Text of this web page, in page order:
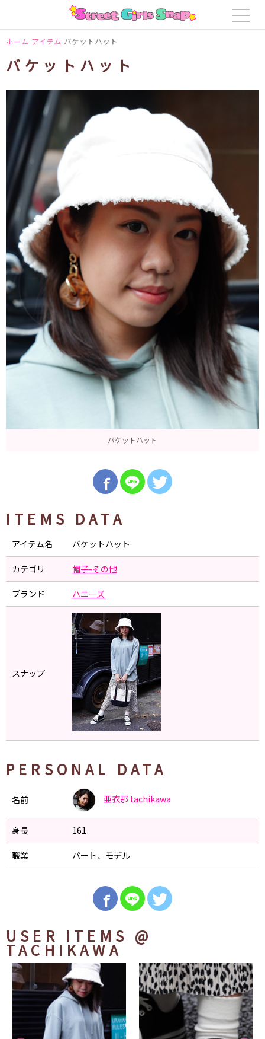
ホーム アイテム バケットハット
バケットハット
バケットハット
ITEMS DATA
アイテム名 バケットハット
カテゴリ 帽子-その他
ブランド ハニーズ
スナップ
PERSONAL DATA
名前 亜衣那 tachikawa
身長 161
職業 パート、モデル
USER ITEMS @
TACHIKAWA